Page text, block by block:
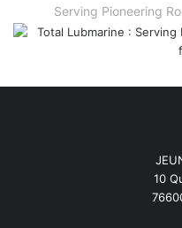
Serving Pioneering
10